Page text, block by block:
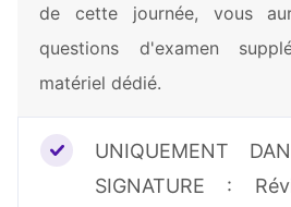
de cette journée, vous
questions d'examen
matériel dédié.
UNIQUEMENT
SIGNATURE :